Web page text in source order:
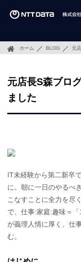
ホーム BLOG 元
元店長S森ブロ
ました
IT未経験から第二新卒
に。朝に一日のやるべ
こなすことに全力を尽
で、仕事:家庭:趣味＝
が義理人情に厚く、仕
む。